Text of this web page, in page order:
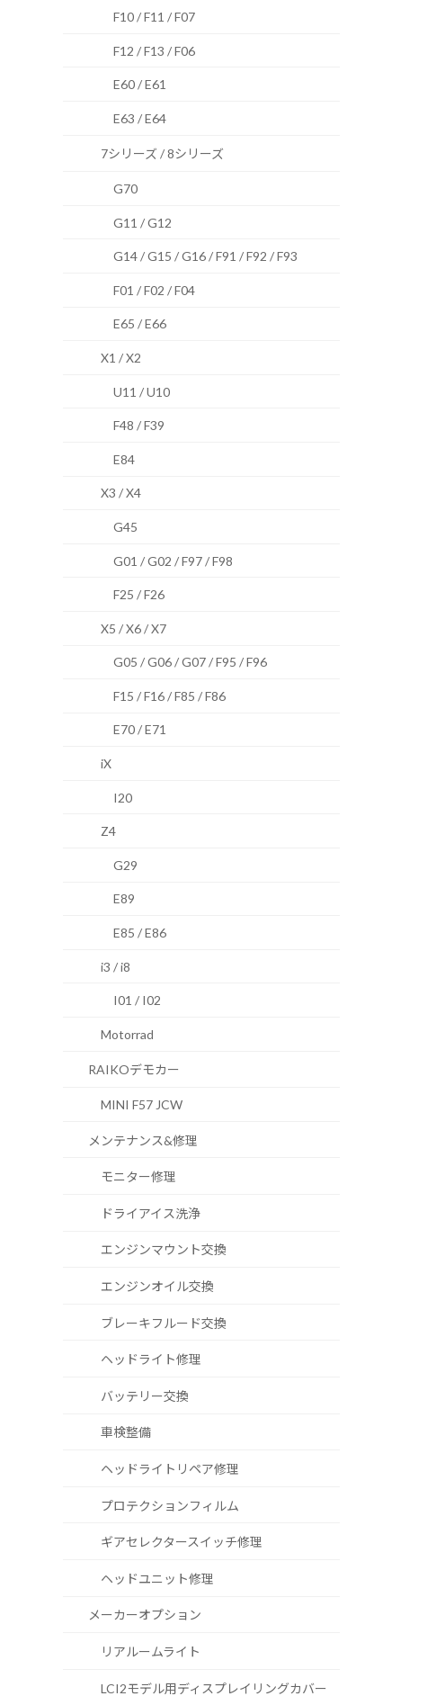
F10 / F11 / F07
F12 / F13 / F06
E60 / E61
E63 / E64
7シリーズ / 8シリーズ
G70
G11 / G12
G14 / G15 / G16 / F91 / F92 / F93
F01 / F02 / F04
E65 / E66
X1 / X2
U11 / U10
F48 / F39
E84
X3 / X4
G45
G01 / G02 / F97 / F98
F25 / F26
X5 / X6 / X7
G05 / G06 / G07 / F95 / F96
F15 / F16 / F85 / F86
E70 / E71
iX
I20
Z4
G29
E89
E85 / E86
i3 / i8
I01 / I02
Motorrad
RAIKOデモカー
MINI F57 JCW
メンテナンス&修理
モニター修理
ドライアイス洗浄
エンジンマウント交換
エンジンオイル交換
ブレーキフルード交換
ヘッドライト修理
バッテリー交換
車検整備
ヘッドライトリペア修理
プロテクションフィルム
ギアセレクタースイッチ修理
ヘッドユニット修理
メーカーオプション
リアルームライト
LCI2モデル用ディスプレイリングカバー